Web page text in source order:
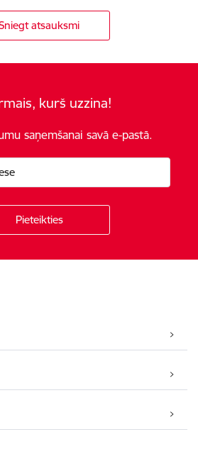
atsauksmi
kurš uzzina!
saņemšanai savā e-pastā.